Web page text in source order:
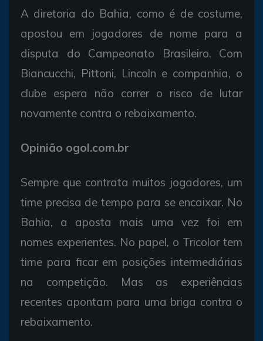
A diretoria do Bahia, como é de costume,
apostou em jogadores de nome para a
disputa do Campeonato Brasileiro. Com
Biancucchi, Pittoni, Lincoln e companhia, o
clube espera não correr o risco de lutar
novamente contra o rebaixamento.
Opinião ogol.com.br
Sempre que contrata muitos jogadores, um
time precisa de tempo para se encaixar. No
Bahia, a aposta mais uma vez foi em
nomes experientes. No papel, o Tricolor tem
time para ficar em posições intermediárias
na competição. Mas as experiências
recentes apontam para uma briga contra o
rebaixamento.